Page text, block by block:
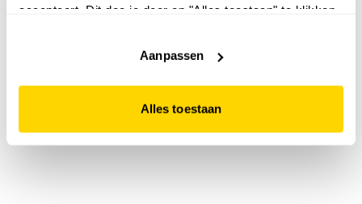
accepteert. Dit doe je door op "Alles toestaan" te klikken.
website niet optimaal functioneert.
Aanpassen
Alles toestaan